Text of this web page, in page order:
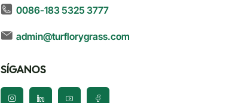
0086-183 5325 3777
admin@turflorygrass.com
SÍGANOS